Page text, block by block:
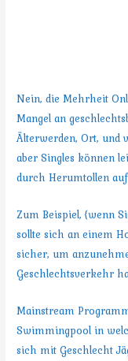
Nein, die Mehrheit
Mangel an
Älterwerden, Ort, und
aber Singles können
durch Herumtollen
Zum Beispiel, {wenn
sollte sich an einem
sicher, um
Geschlechtsverkehr
Mainstream
Swimmingpool in
sich mit Geschlecht